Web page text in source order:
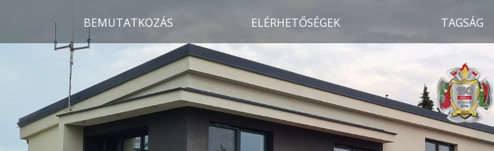
BEMUTATKOZÁS ELÉRHETŐSÉGEK TAGSÁG